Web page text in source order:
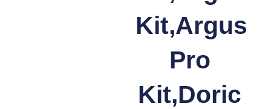
Kit,Argus
Pro
Kit,Doric